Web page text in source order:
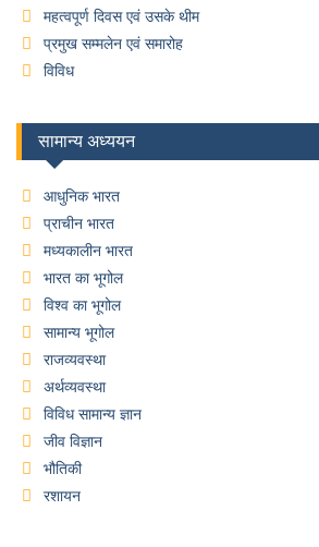
महत्वपूर्ण दिवस एवं उसके थीम
प्रमुख सम्मलेन एवं समारोह
विविध
सामान्य अध्ययन
आधुनिक भारत
प्राचीन भारत
मध्यकालीन भारत
भारत का भूगोल
विश्व का भूगोल
सामान्य भूगोल
राजव्यवस्था
अर्थव्यवस्था
विविध सामान्य ज्ञान
जीव विज्ञान
भौतिकी
रशायन